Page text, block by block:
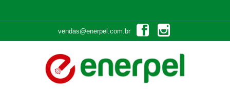
vendas@enerpel.com.br